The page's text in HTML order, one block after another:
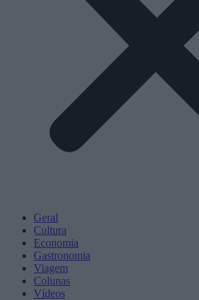
Geral
Cultura
Economia
Gastronomia
Viagem
Colunas
Vídeos